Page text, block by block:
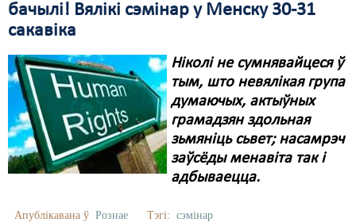
бачылі! Вялікі сэмінар у Менску 30-31
сакавіка
Ніколі не сумнявайцеся ў
тым, што невялікая група
думаючых, актыўных
грамадзян здольная
зьмяніць сьвет; насамрэч
заўсёды менавіта так і
адбываецца.
Апублікавана ў Рознае Тэгі: сэмінар